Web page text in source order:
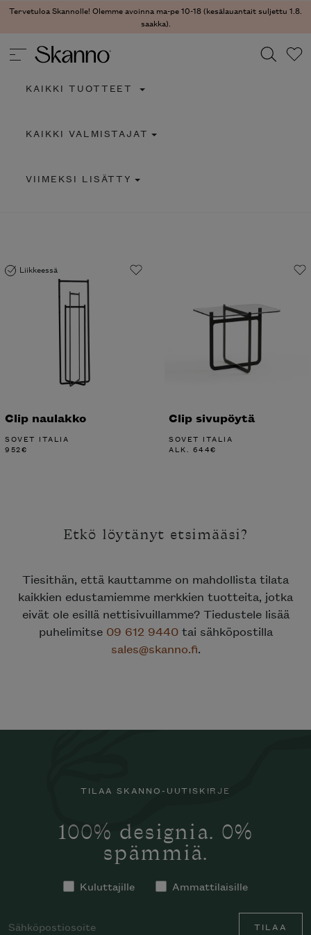
Tervetuloa Skannolle! Olemme avoinna ma-pe 10-18 (kesälauantait suljettu 1.8.
saakka).
Type 2 or more characters for results.
KAIKKI TUOTTEET
KAIKKI VALMISTAJAT
VIIMEKSI LISÄTTY
Liikkeessä
Clip naulakko
SOVET ITALIA
952€
Clip sivupöytä
SOVET ITALIA
ALK. 644€
Etkö löytänyt etsimääsi?
Tiesithän, että kauttamme on mahdollista tilata
kaikkien edustamiemme merkkien tuotteita, jotka
eivät ole esillä nettisivuillamme? Tiedustele lisää
puhelimitse 09 612 9440tai sähköpostilla
sales@skanno.fi.
TILAA SKANNO-UUTISKIRJE
100% designia. 0%
spämmiä.
Kuluttajille Ammattilaisille
TILAA